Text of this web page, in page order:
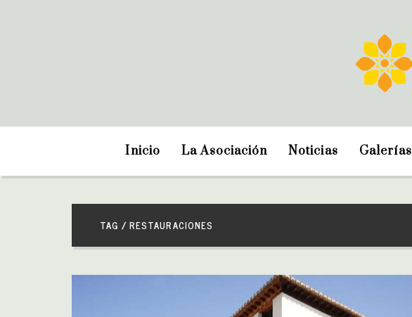
Inicio La Asociación Noticias Galerías
TAG / RESTAURACIONES